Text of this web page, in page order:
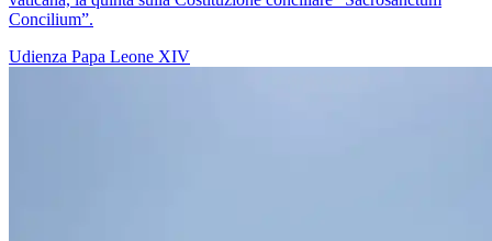
Concilium”.
Udienza Papa Leone XIV